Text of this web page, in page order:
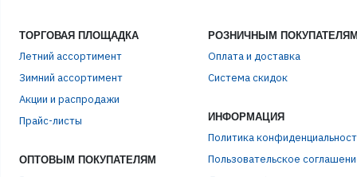
ТОРГОВАЯ ПЛОЩАДКА
Летний ассортимент
Зимний ассортимент
Акции и распродажи
Прайс-листы
ОПТОВЫМ ПОКУПАТЕЛЯМ
РОЗНИЧНЫМ
Оплата и доставка
Система скидок
ИНФОРМАЦИЯ
Политика
Пользовательское